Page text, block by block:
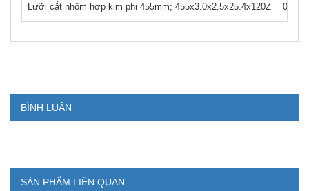
Lưỡi cắt nhôm hợp kim phi 455mm; 455x3.0x2.5x25.4x120Z 0
BÌNH LUẬN
SẢN PHẨM LIÊN QUAN